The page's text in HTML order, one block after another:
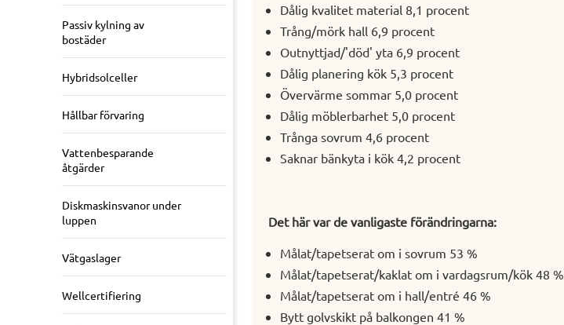
Passiv kylning av
bostäder
Hybridsolceller
Hållbar förvaring
Vattenbesparande
åtgärder
Diskmaskinsvanor under
luppen
Vätgaslager
Wellcertifiering
Dålig kvalitet material 8,1 procent
Trång/mörk hall 6,9 procent
Outnyttjad/'död' yta 6,9 procent
Dålig planering kök 5,3 procent
Övervärme sommar 5,0 procent
Dålig möblerbarhet 5,0 procent
Trånga sovrum 4,6 procent
Saknar bänkyta i kök 4,2 procent
Det här var de vanligaste förändringarna:
Målat/tapetserat om i sovrum 53 %
Målat/tapetserat/kaklat om i vardagsrum/kök 48 %
Målat/tapetserat om i hall/entré 46 %
Bytt golvskikt på balkongen 41 %